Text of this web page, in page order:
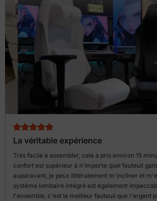
La véritable expérience
Très facile à assembler, cela a pris environ 15
confort est supérieur à n'importe quel fauteuil
auparavant, je peux littéralement m'incliner et
système lombaire intégré est également
l'ensemble, c'est le meilleur fauteuil que l'argent